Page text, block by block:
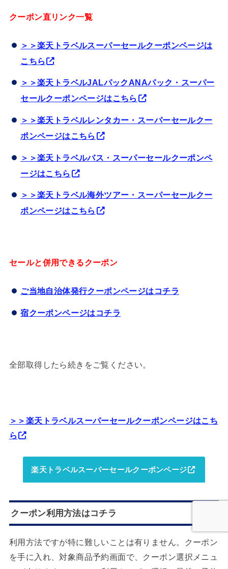
クーポン直リンク一覧
＞＞楽天トラベルスーパーセールクーポンページは
こちら
＞＞楽天トラベルJALパックANAパック・スーパー
セールクーポンページはこちら
＞＞楽天トラベルレンタカー・スーパーセールクー
ポンページはこちら
＞＞楽天トラベルバス・スーパーセールクーポンペ
ージはこちら
＞＞楽天トラベル海外ツアー・スーパーセールクー
ポンページはこちら
セールと併用できるクーポン
ご当地自治体発行クーポンページはコチラ
宿クーポンページはコチラ
全部取得したら続きをご覧ください。
＞＞楽天トラベルスーパーセールクーポンページはこち
ら
楽天トラベルスーパーセールクーポンページ
クーポン利用方法はコチラ
利用方法ですが特に難しいことは有りません。クーポン
を手に入れ、対象商品予約画面で、クーポン選択メニュ